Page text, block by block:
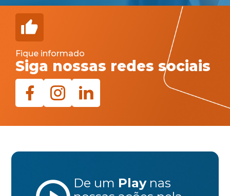
Fique informado
Siga nossas redes sociais
De um Play nas